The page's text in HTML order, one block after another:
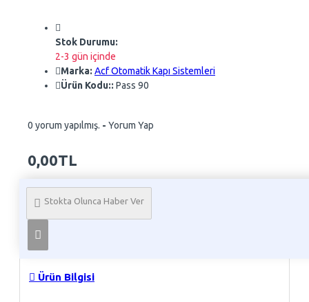
Stok Durumu:
2-3 gün içinde
Marka: Acf Otomatik Kapı Sistemleri
Ürün Kodu:: Pass 90
0 yorum yapılmış. - Yorum Yap
0,00TL
Stokta Olunca Haber Ver
Telefon İle Sipariş
Ürün Bilgisi